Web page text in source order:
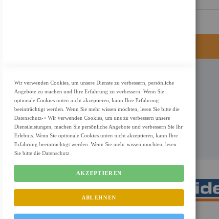
KONTAKT
Adresse: Zimbelstrasse 26/13127 Berlin
Berlin, Deutschland
Email: info@f-m-shop.de
Wir verwenden Cookies, um unsere Dienste zu verbessern, persönliche
Angebote zu machen und Ihre Erfahrung zu verbessern. Wenn Sie
optionale Cookies unten nicht akzeptieren, kann Ihre Erfahrung
beeinträchtigt werden. Wenn Sie mehr wissen möchten, lesen Sie bitte die
Datenschutz-> Wir verwenden Cookies, um uns zu verbessern unsere
Dienstleistungen, machen Sie persönliche Angebote und verbessern Sie Ihr
Erlebnis. Wenn Sie optionale Cookies unten nicht akzeptieren, kann Ihre
Erfahrung beeinträchtigt werden. Wenn Sie mehr wissen möchten, lesen
Sie bitte die Datenschutz
AKZEPTIEREN
ABLEHNEN